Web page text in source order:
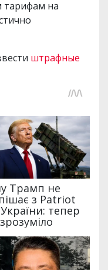
тарифам на
штрафные